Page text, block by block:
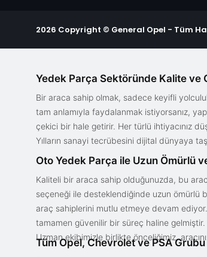
2026 Copyright © General Opel - Tüm
Yedek Parça Sektöründe Kalite ve
Bir araca sahip olmak, sadece keyifli
tam anlamıyla faydalanmak istiyorsanız,
çekici bir hale getirir. Her türlü ihtiyacınız
Yılların sanayi tecrübesini dijital dünyaya
Oto Yedek Parça ile Uzun Ömürlü
Kaliteli bir araca sahip olduğunuzda, bu
seçeneği ile desteklendiğinde uzun ömürlü
araç sahiplerini mutlu etmeye devam ediyor.
tamamen güvenilir bir süreç haline gelmiştir.
Uzman ekibimizle birlikte önceliğimiz,
Tüm Opel, Chevrolet ve PSA